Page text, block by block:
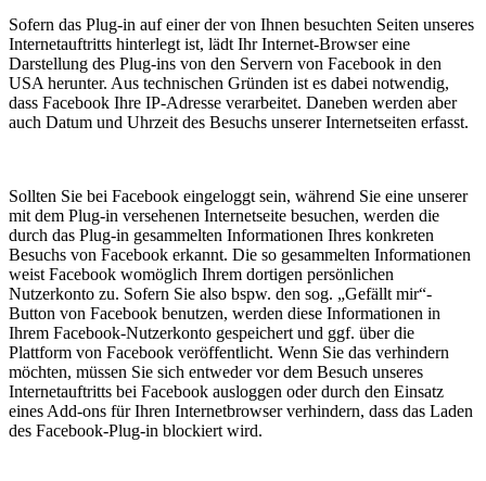
Sofern das Plug-in auf einer der von Ihnen besuchten Seiten unseres
Internetauftritts hinterlegt ist, lädt Ihr Internet-Browser eine
Darstellung des Plug-ins von den Servern von Facebook in den
USA herunter. Aus technischen Gründen ist es dabei notwendig,
dass Facebook Ihre IP-Adresse verarbeitet. Daneben werden aber
auch Datum und Uhrzeit des Besuchs unserer Internetseiten erfasst.
Sollten Sie bei Facebook eingeloggt sein, während Sie eine unserer
mit dem Plug-in versehenen Internetseite besuchen, werden die
durch das Plug-in gesammelten Informationen Ihres konkreten
Besuchs von Facebook erkannt. Die so gesammelten Informationen
weist Facebook womöglich Ihrem dortigen persönlichen
Nutzerkonto zu. Sofern Sie also bspw. den sog. „Gefällt mir“-
Button von Facebook benutzen, werden diese Informationen in
Ihrem Facebook-Nutzerkonto gespeichert und ggf. über die
Plattform von Facebook veröffentlicht. Wenn Sie das verhindern
möchten, müssen Sie sich entweder vor dem Besuch unseres
Internetauftritts bei Facebook ausloggen oder durch den Einsatz
eines Add-ons für Ihren Internetbrowser verhindern, dass das Laden
des Facebook-Plug-in blockiert wird.